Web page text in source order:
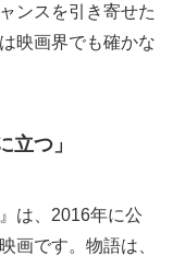
ンスを引き寄せた
映画界でも確かな
立つ」
は、2016年に公
画です。物語は、